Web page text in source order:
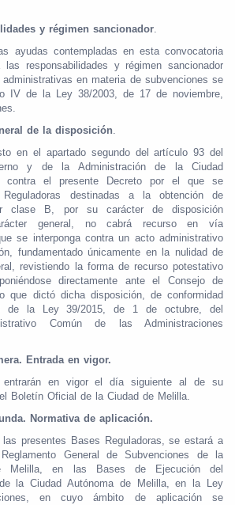
y régimen sancionador.
ayudas contempladas en esta convocatoria
las responsabilidades y régimen sancionador
en materia de subvenciones se
IV de la Ley 38/2003, de 17 de noviembre,
de la disposición.
en el apartado segundo del artículo 93 del
y de la Administración de la Ciudad
contra el presente Decreto por el que se
destinadas a la obtención de
clase B, por su carácter de disposición
general, no cabrá recurso en vía
se interponga contra un acto administrativo
fundamentado únicamente en la nulidad de
revistiendo la forma de recurso potestativo
directamente ante el Consejo de
que dictó dicha disposición, de conformidad
de la Ley 39/2015, de 1 de octubre, del
Común de las Administraciones
Entrada en vigor.
entrarán en vigor el día siguiente al de su
Boletín Oficial de la Ciudad de Melilla.
Normativa de aplicación.
presentes Bases Reguladoras, se estará a
General de Subvenciones de la
Melilla, en las Bases de Ejecución del
la Ciudad Autónoma de Melilla, en la Ley
en cuyo ámbito de aplicación se